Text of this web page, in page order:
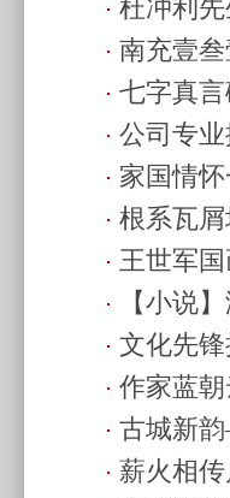
杜冲利
南充壹
七字真
子，何以
公司专
家国情
根系瓦
屑坝寻
王世军
【小说
与三代人
文化先
会榜书
作家蓝
古城新
薪火相